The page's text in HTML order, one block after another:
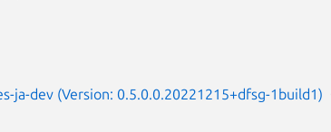
ja-dev (Version: 0.5.0.0.20221215+dfsg-1build1)